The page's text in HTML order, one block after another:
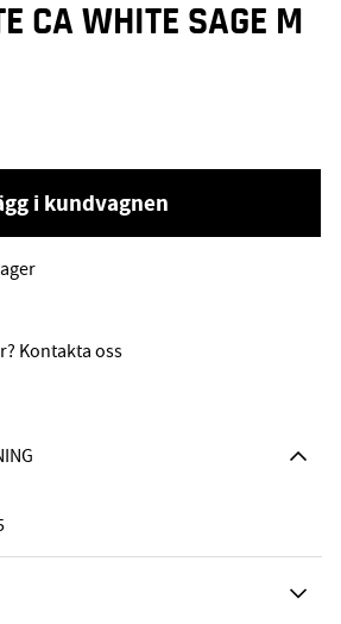
CA WHITE SAGE M
i kundvagnen
Kontakta oss